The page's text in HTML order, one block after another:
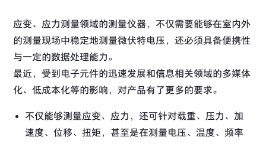
应变、应力测量领域的测量仪器，不仅需要能够在室内外
的测量现场中稳定地测量微伏特电压，还必须具备便携性
与一定的数据处理能力。
最近，受到电子元件的迅速发展和信息相关领域的多媒体
化、低成本化等的影响，对产品有了更多的要求。
不仅能够测量应变、应力，还可针对载重、压力、加
速度、位移、扭矩，甚至是在测量电压、温度、频率